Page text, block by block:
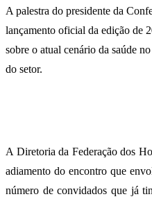
A palestra do presidente da
lançamento oficial da edição de
sobre o atual cenário da saúde
do setor.
A Diretoria da Federação dos
adiamento do encontro que
número de convidados que já